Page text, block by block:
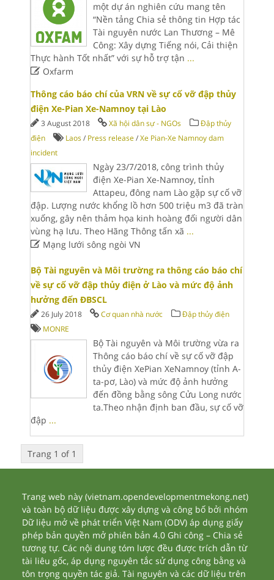
một dự án nghiên cứu mang tên
“Nền tảng Chia sẻ thông tin Hợp tác
Tài nguyên nước Lan Thương – Mê
Công: Xây dựng Tiếng nói, Cải thiện
Thực hành Tốt nhất” với sự hỗ trợ tận ...
Oxfarm
Thông cáo báo chí của VRN về sự cố vỡ đập thủy
điện Xe-Pian Xe-Namnoy tại Lào
3 August 2018 Xã hội dân sự - NGOs
Đập thủy
điện
Laos / Press release /Xe Pian-Xe Namnoy dam
incident
Ngày 23/7/2018, công trình thủy
điện Xe-Pian Xe-Namnoy, tỉnh
Attapeu, đông nam Lào gặp sự cố vỡ
đập. Lượng nước khổng lồ hơn 500 triệu m3 đã tràn
xuống, gây nên thảm họa kinh hoàng đối người dân
vùng hạ lưu. Theo Hãng Thông tấn xã ...
Mạng lưới sông ngòi VN
Bộ Tài nguyên và Môi trường ra thông cáo báo chí
về sự cố vỡ đập thủy điện ở Lào và mức độ ảnh
hưởng đến ĐBSCL
26 July 2018 Cơ quan nhà nước
Đập thủy điện
MONRE
Bộ Tài nguyên và Môi trường vừa ra
Thông cáo báo chí về sự cố vỡ đập
thủy điện XePian XeNamnoy (tỉnh A-
ta-pơ, Lào) và mức độ ảnh hưởng
đến đồng bằng sông Cửu Long nước
ta.Theo nhận định ban đầu, sự cố vỡ
đập ...
Trang 1 of 1
Trang web này (vietnam.opendevelopmentmekong.net)
và toàn bộ dữ liệu được xây dựng và công bố bởi nhóm
Dữ liệu mở về phát triển Việt Nam (ODV) áp dụng giấy
phép bản quyền mở phiên bản 4.0 Ghi công – Chia sẻ
tương tự. Các nội dung tóm lược đều được trích dẫn từ
tài liêu gốc, áp dụng nguyên tắc sử dụng công bằng và
tôn trọng quyền tác giả. Tài nguyên và các dữ liệu trên